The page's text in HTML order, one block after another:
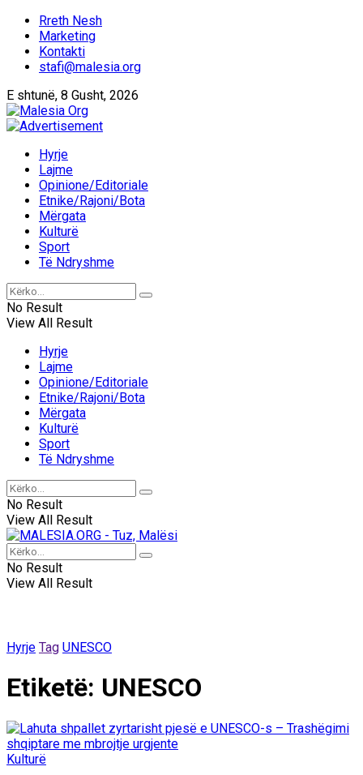
Rreth Nesh
Marketing
Kontakti
stafi@malesia.org
E shtunë, 8 Gusht, 2026
Hyrje
Lajme
Opinione/Editoriale
Etnike/Rajoni/Bota
Mërgata
Kulturë
Sport
Të Ndryshme
No Result
View All Result
Hyrje
Lajme
Opinione/Editoriale
Etnike/Rajoni/Bota
Mërgata
Kulturë
Sport
Të Ndryshme
No Result
View All Result
No Result
View All Result
Hyrje Tag UNESCO
Etiketë: UNESCO
Kulturë